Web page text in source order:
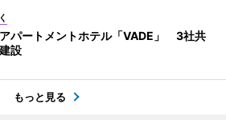
パートメントホテル「VADE」 3社共
設
もっと見る